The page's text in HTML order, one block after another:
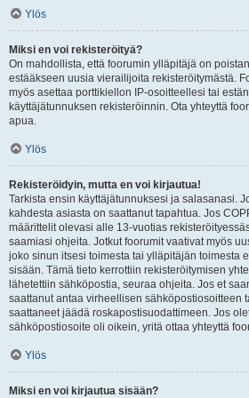
Ylös
Miksi en voi rekisteröityä?
On mahdollista, että foorumin ylläpitäjä on
estääkseen uusia vierailijoita rekisteröitymästä.
myös asettaa porttikiellon IP-osoitteellesi tai
käyttäjätunnuksen rekisteröinnin. Ota yhteyttä
apua.
Ylös
Rekisteröidyin, mutta en voi kirjautua!
Tarkista ensin käyttäjätunnuksesi ja salasanasi.
kahdesta asiasta on saattanut tapahtua. Jos
määrittelit olevasi alle 13-vuotias
saamiasi ohjeita. Jotkut foorumit vaativat myös
joko sinun itsesi toimesta tai ylläpitäjän toimesta
sisään. Tämä tieto kerrottiin rekisteröitymisen
lähetettiin sähköpostia, seuraa ohjeita. Jos et
saattanut antaa virheellisen sähköpostiosoitteen
saattaneet jäädä roskapostisuodattimeen. Jos
sähköpostiosoite oli oikein, yritä ottaa yhteyttä
Ylös
Miksi en voi kirjautua sisään?